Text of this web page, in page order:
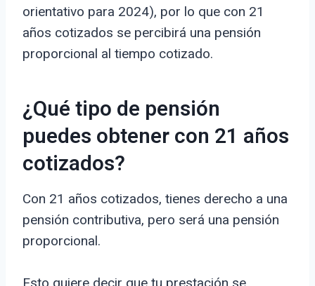
orientativo para 2024), por lo que con 21
años cotizados se percibirá una pensión
proporcional al tiempo cotizado.
¿Qué tipo de pensión
puedes obtener con 21 años
cotizados?
Con 21 años cotizados, tienes derecho a una
pensión contributiva, pero será una pensión
proporcional.